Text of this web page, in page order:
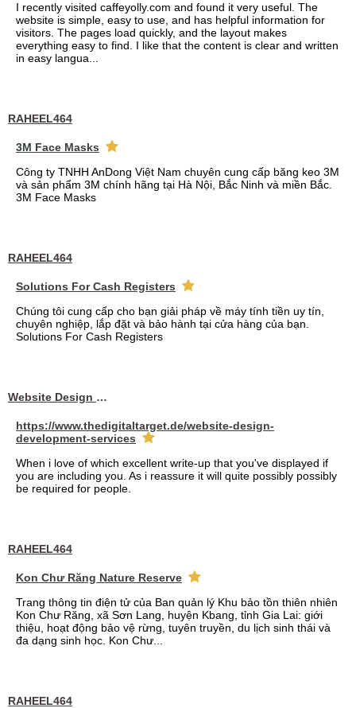
I recently visited caffeyolly.com and found it very useful. The
website is simple, easy to use, and has helpful information for
visitors. The pages load quickly, and the layout makes
everything easy to find. I like that the content is clear and written
in easy langua...
RAHEEL464
3M Face Masks
Công ty TNHH AnDong Việt Nam chuyên cung cấp băng keo 3M
và sản phẩm 3M chính hãng tại Hà Nội, Bắc Ninh và miền Bắc.
3M Face Masks
RAHEEL464
Solutions For Cash Registers
Chúng tôi cung cấp cho bạn giải pháp về máy tính tiền uy tín,
chuyên nghiệp, lắp đặt và bảo hành tại cửa hàng của bạn.
Solutions For Cash Registers
Website Design Services berin
https://www.thedigitaltarget.de/website-design-
development-services
When i love of which excellent write-up that you've displayed if
you are including you. As i reassure it will quite possibly possibly
be required for people.
RAHEEL464
Kon Chư Răng Nature Reserve
Trang thông tin điện tử của Ban quản lý Khu bảo tồn thiên nhiên
Kon Chư Răng, xã Sơn Lang, huyện Kbang, tỉnh Gia Lai: giới
thiệu, hoạt động bảo vệ rừng, tuyên truyền, du lịch sinh thái và
đa dạng sinh học. Kon Chư...
RAHEEL464